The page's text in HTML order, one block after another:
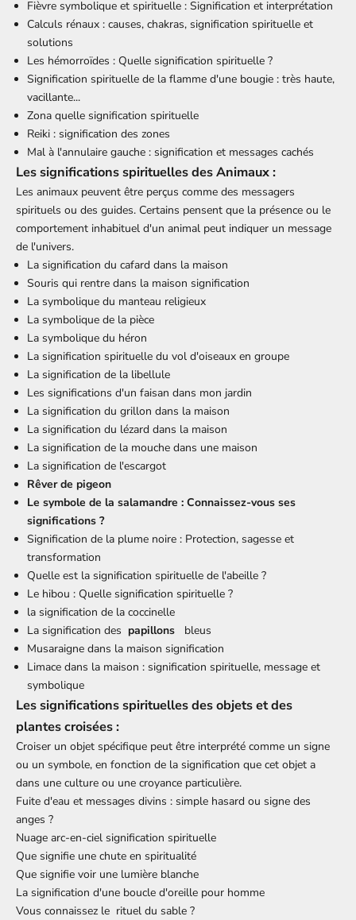
Fièvre symbolique et spirituelle : Signification et interprétation
Calculs rénaux : causes, chakras, signification spirituelle et
solutions
Les hémorroïdes : Quelle signification spirituelle ?
Signification spirituelle de la flamme d'une bougie : très haute,
vacillante...
Zona quelle signification spirituelle
Reiki : signification des zones
Mal à l'annulaire gauche : signification et messages cachés
Les significations spirituelles des Animaux :
Les animaux peuvent être perçus comme des messagers
spirituels ou des guides. Certains pensent que la présence ou le
comportement inhabituel d'un animal peut indiquer un message
de l'univers.
La signification du cafard dans la maison
Souris qui rentre dans la maison signification
La symbolique du manteau religieux
La symbolique de la pièce
La symbolique du héron
La signification spirituelle du vol d'oiseaux en groupe
La signification de la libellule
Les significations d'un faisan dans mon jardin
La signification du grillon dans la maison
La signification du lézard dans la maison
La signification de la mouche dans une maison
La signification de l'escargot
Rêver de pigeon
Le symbole de la salamandre : Connaissez-vous ses
significations ?
Signification de la plume noire : Protection, sagesse et
transformation
Quelle est la signification spirituelle de l'abeille ?
Le hibou : Quelle signification spirituelle ?
la signification de la coccinelle
La signification des papillons
bleus
Musaraigne dans la maison signification
Limace dans la maison : signification spirituelle, message et
symbolique
Les significations spirituelles des objets et des
plantes croisées :
Croiser un objet spécifique peut être interprété comme un signe
ou un symbole, en fonction de la signification que cet objet a
dans une culture ou une croyance particulière.
Fuite d'eau et messages divins : simple hasard ou signe des
anges ?
Nuage arc-en-ciel signification spirituelle
Que signifie une chute en spiritualité
Que signifie voir une lumière blanche
La signification d'une boucle d'oreille pour homme
Vous connaissez le rituel du sable ?